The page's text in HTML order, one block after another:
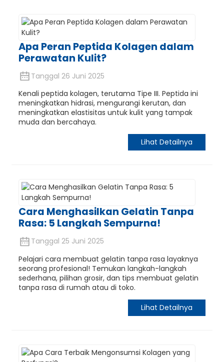
Apa Peran Peptida Kolagen dalam
Perawatan Kulit?
Tanggal 26 Juni 2025
Kenali peptida kolagen, terutama Tipe III. Peptida ini
meningkatkan hidrasi, mengurangi kerutan, dan
meningkatkan elastisitas untuk kulit yang tampak
muda dan bercahaya.
Lihat Detailnya
Cara Menghasilkan Gelatin Tanpa
Rasa: 5 Langkah Sempurna!
Tanggal 25 Juni 2025
Pelajari cara membuat gelatin tanpa rasa layaknya
seorang profesional! Temukan langkah-langkah
sederhana, pilihan grosir, dan tips membuat gelatin
tanpa rasa di rumah atau di toko.
Lihat Detailnya